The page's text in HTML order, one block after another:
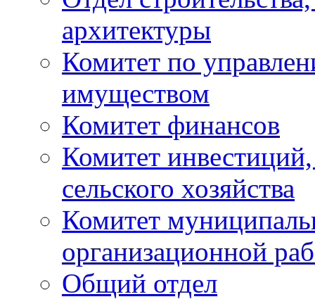
архитектуры
Комитет по
имуществом
Комитет финансов
Комитет
сельского хозяйства
Комитет
организационной
Общий отдел